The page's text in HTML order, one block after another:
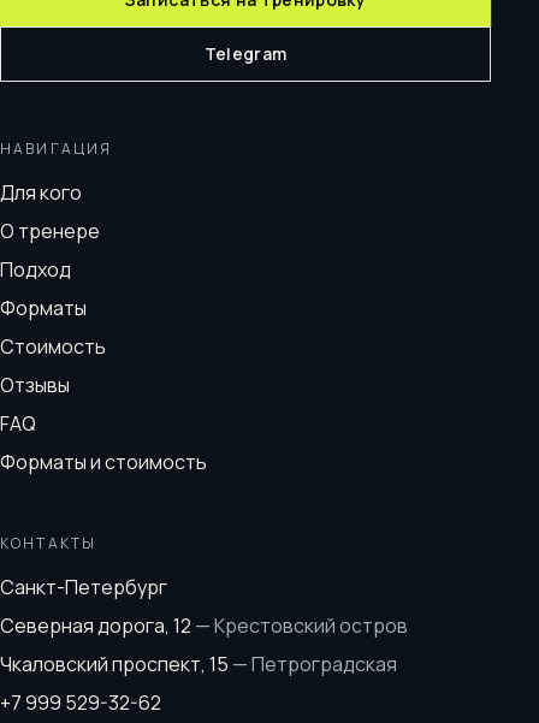
Telegram
НАВИГАЦИЯ
Для кого
О тренере
Подход
Форматы
Стоимость
Отзывы
FAQ
Форматы и стоимость
КОНТАКТЫ
Санкт-Петербург
Северная дорога, 12 —Крестовский остров
Чкаловский проспект, 15 —Петроградская
+7 999 529-32-62